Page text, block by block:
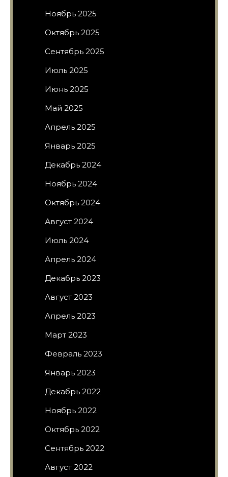
Ноябрь 2025
Октябрь 2025
Сентябрь 2025
Июль 2025
Июнь 2025
Май 2025
Апрель 2025
Январь 2025
Декабрь 2024
Ноябрь 2024
Октябрь 2024
Август 2024
Июль 2024
Апрель 2024
Декабрь 2023
Август 2023
Апрель 2023
Март 2023
Февраль 2023
Январь 2023
Декабрь 2022
Ноябрь 2022
Октябрь 2022
Сентябрь 2022
Август 2022